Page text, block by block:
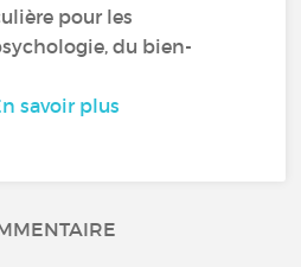
pour les
du bien-
savoir plus